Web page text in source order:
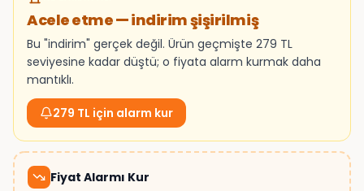
Acele etme — indirim şişirilmiş
Bu "indirim" gerçek değil. Ürün geçmişte 279 TL
seviyesine kadar düştü; o fiyata alarm kurmak daha
mantıklı.
279 TL için alarm kur
Fiyat Alarmı Kur